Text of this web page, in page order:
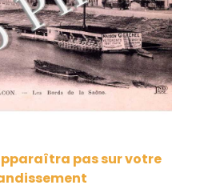
pas sur votre